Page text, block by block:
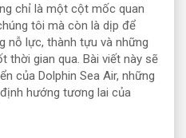
chỉ là một cột mốc quan
tôi mà còn là dịp để
nỗ lực, thành tựu và những
thời gian qua. Bài viết này sẽ
của Dolphin Sea Air, những
hướng tương lai của